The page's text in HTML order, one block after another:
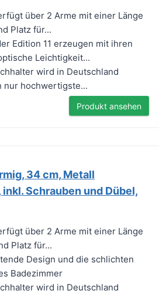
über 2 Arme mit einer Länge
Platz für...
Edition 11 erzeugen mit ihren
Leichtigkeit...
wird in Deutschland
nur hochwertigste...
Produkt ansehen
34 cm, Metall
Schrauben und Dübel,
über 2 Arme mit einer Länge
Platz für...
Design und die schlichten
Badezimmer
wird in Deutschland